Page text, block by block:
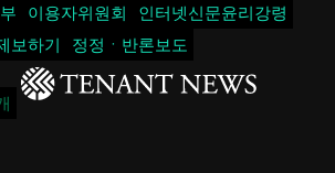
이용자위원회
인터넷신문윤리강령
보하기 정정ㆍ반론보도